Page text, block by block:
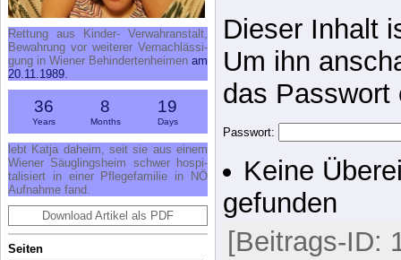
Ret­tung aus Kin­der- Ver­wahr­an­stalt,
Be­wah­rung vor wei­te­rer Ver­nach­läs­si­
gung in Wie­ner Be­hin­der­ten­hei­men am
20.11.1989.
36
Years
8
Months
19
Days
lebt Kat­ja da­heim, seit sie aus ei­nem
Wie­ner Säug­lings­heim schwer hos­pi­
ta­li­siert in ei­ner Pfle­ge­fa­mi­lie in NÖ
Auf­nah­me fand.
Download Artikel als PDF
Seiten
Dieser Inhalt
Um ihn
das Passwort
Passwort:
Keine
gefunden
[Beitrags-ID: